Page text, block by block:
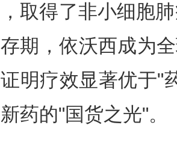
，取得了非小细胞
存期，依沃西成为
证明疗效显著优于"
新药的"国货之光"。